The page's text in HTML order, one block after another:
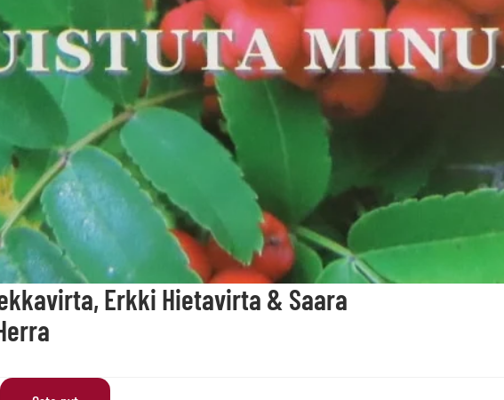
Erkki Hietavirta & Saara